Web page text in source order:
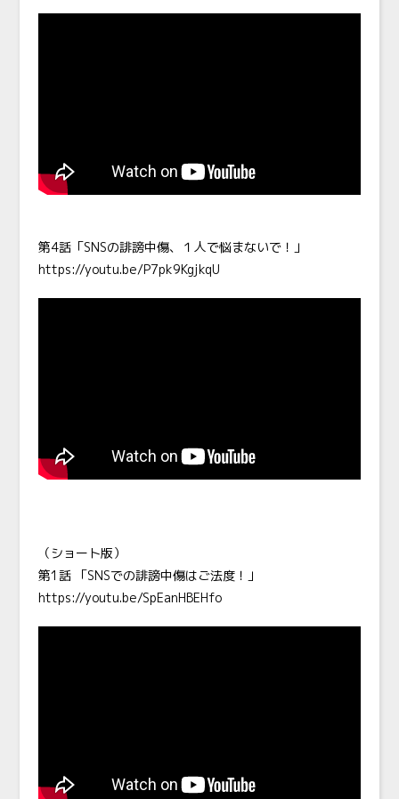
第4話「SNSの誹謗中傷、１人で悩まないで！」
https://youtu.be/P7pk9KgjkqU
（ショート版）
第1話 「SNSでの誹謗中傷はご法度！」
https://youtu.be/SpEanHBEHfo